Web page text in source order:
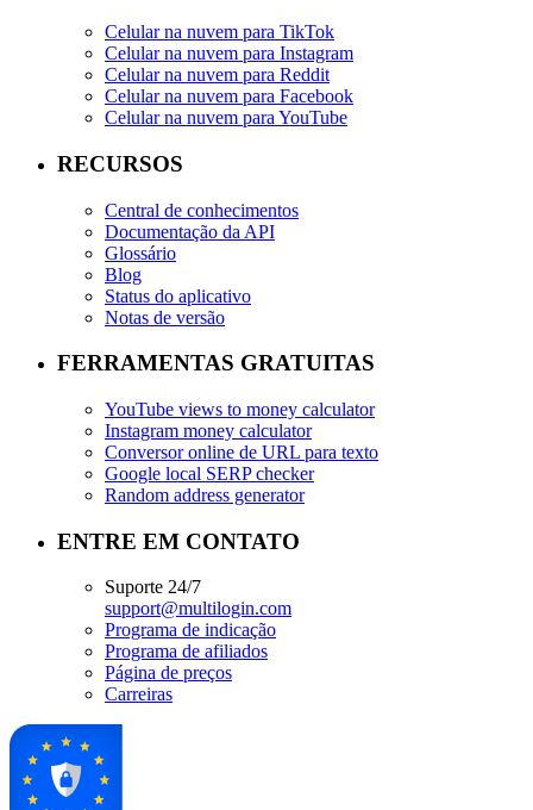
Celular na nuvem para TikTok
Celular na nuvem para Instagram
Celular na nuvem para Reddit
Celular na nuvem para Facebook
Celular na nuvem para YouTube
RECURSOS
Central de conhecimentos
Documentação da API
Glossário
Blog
Status do aplicativo
Notas de versão
FERRAMENTAS GRATUITAS
YouTube views to money calculator
Instagram money calculator
Conversor online de URL para texto
Google local SERP checker
Random address generator
ENTRE EM CONTATO
Suporte 24/7
support@multilogin.com
Programa de indicação
Programa de afiliados
Página de preços
Carreiras